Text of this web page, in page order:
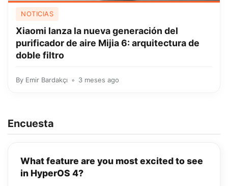
NOTICIAS
Xiaomi lanza la nueva generación del
purificador de aire Mijia 6: arquitectura de
doble filtro
By Emir Bardakçı 3 meses ago
Encuesta
What feature are you most excited to see
in HyperOS 4?